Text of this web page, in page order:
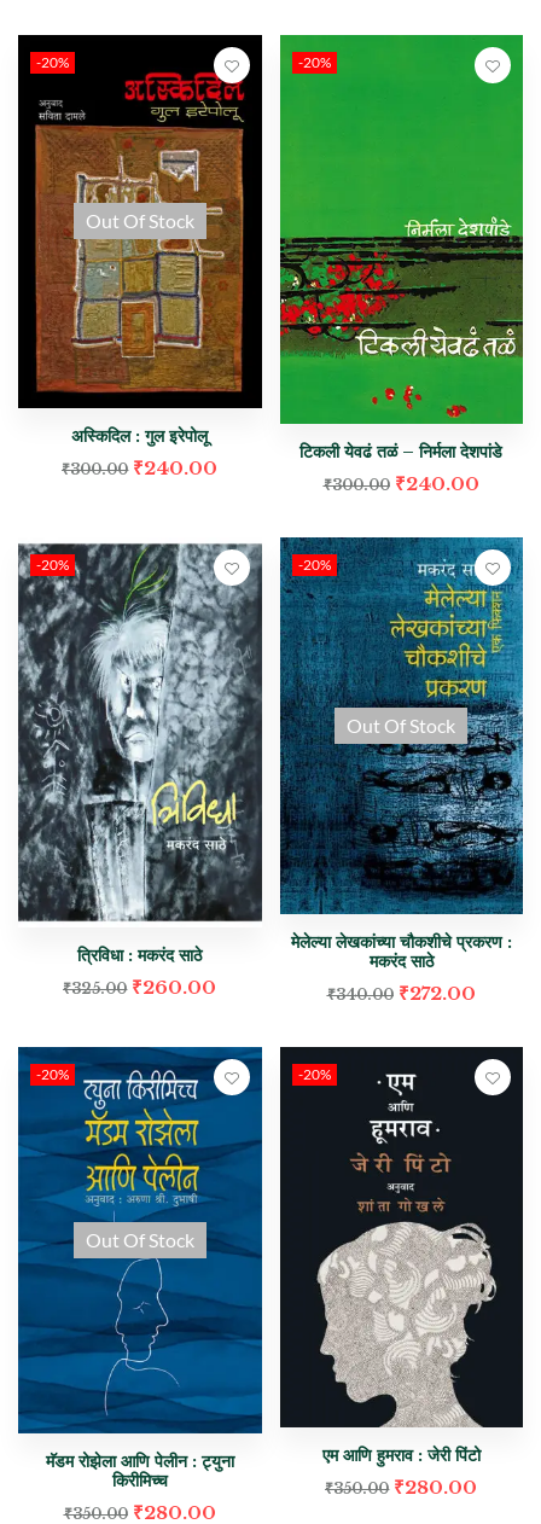
-20%
Out Of Stock
अस्किदिल : गुल इरेपोलू
₹300.00 ₹240.00
-20%
टिकली येवढं तळं – निर्मला देशपांडे
₹300.00 ₹240.00
-20%
त्रिविधा : मकरंद साठे
₹325.00 ₹260.00
-20%
Out Of Stock
मेलेल्या लेखकांच्या चौकशीचे प्रकरण :
मकरंद साठे
₹340.00 ₹272.00
-20%
Out Of Stock
मॅडम रोझेला आणि पेलीन : ट्युना
किरीमिच्च
₹350.00 ₹280.00
-20%
एम आणि हुमराव : जेरी पिंटो
₹350.00 ₹280.00